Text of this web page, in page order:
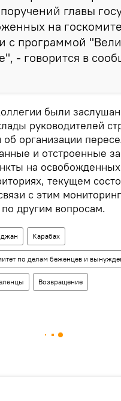
главы
на
с программой
- говорится в
были
руководителей
организации
и отстроенные
на
текущем
с этим
другим вопросам.
Карабах
Возвращение